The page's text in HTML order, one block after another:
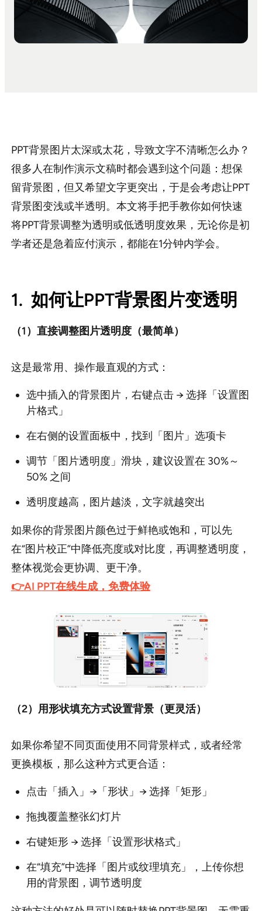
PPT美化
企业模板定制
帮助中心
PPT技巧
PPT背景图片太深或太花，导致文字不清晰怎么办？
很多人在制作演示文稿时都会遇到这个问题：想保
留背景图，但又希望文字更突出，于是会考虑让PPT
背景图变浅或半透明。本文将手把手教你如何快速
将PPT背景调整为透明或低透明度效果，无论你是初
学者还是急着应付演示，都能在1分钟内学会。
1. 如何让PPT背景图片变透明
（1）直接调整图片透明度（最简单）
这是最常用、操作最直观的方式：
选中插入的背景图片，右键点击 → 选择「设置图
片格式」
在右侧的设置面板中，找到「图片」选项卡
调节「图片透明度」滑块，建议设置在 30%～
50% 之间
透明度越高，图片越淡，文字就越突出
如果你的背景图片颜色过于鲜艳或饱和，可以先
在“图片校正”中降低亮度或对比度，再调整透明度，
整体视觉会更协调、更干净。
👉AI PPT在线生成，免费体验
（2）用形状填充方式设置背景（更灵活）
如果你希望不同页面使用不同背景样式，或者经常
更换模板，那么这种方式更合适：
点击「插入」→「形状」→ 选择「矩形」
拖拽覆盖整张幻灯片
右键矩形 → 选择「设置形状格式」
在“填充”中选择「图片或纹理填充」，上传你想
用的背景图，调节透明度